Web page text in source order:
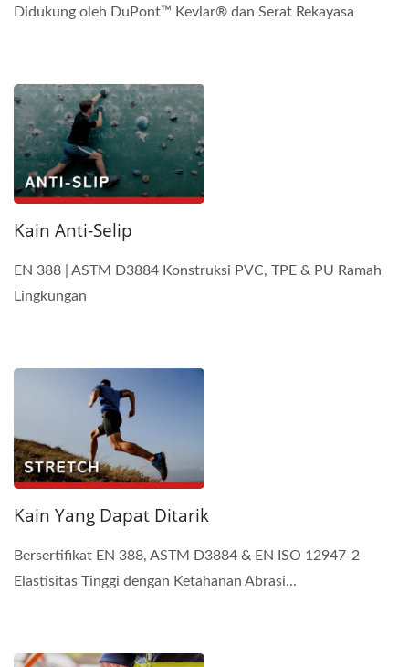
Didukung oleh DuPont™ Kevlar® dan Serat Rekayasa
Kain Anti-Selip
EN 388 | ASTM D3884 Konstruksi PVC, TPE & PU Ramah
Lingkungan
Kain Yang Dapat Ditarik
Bersertifikat EN 388, ASTM D3884 & EN ISO 12947-2
Elastisitas Tinggi dengan Ketahanan Abrasi...